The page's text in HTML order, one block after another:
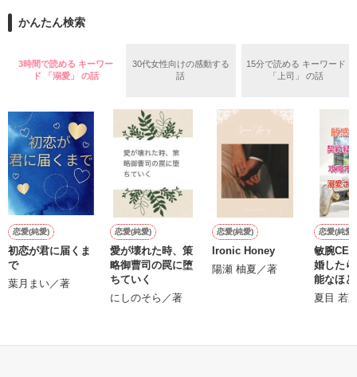
泣かせたりしないのに…」
揺れ動く　私は
再び涙恋の魔法にかけられ
運命の再会を選んだ………
ユウとの永遠の別れに向かって……
＝＝＝＝＝＝＝＝＝＝
かんたん検索
3時間で読める キーワー
ド 「溺愛」 の話
30代女性向けの感動する
話
15分で読める キーワード
「上司」 の話
恋愛(純愛)
初恋が君に届くま
で
葉月まい／著
恋愛(純愛)
愛が壊れた時、策
略御曹司の罠に堕
ちていく
にしのそら／著
恋愛(純愛)
Ironic Honey
陽瀬 柚夏／著
恋愛(純愛)
敏腕
婚した
能なほ
ています
夏目 若